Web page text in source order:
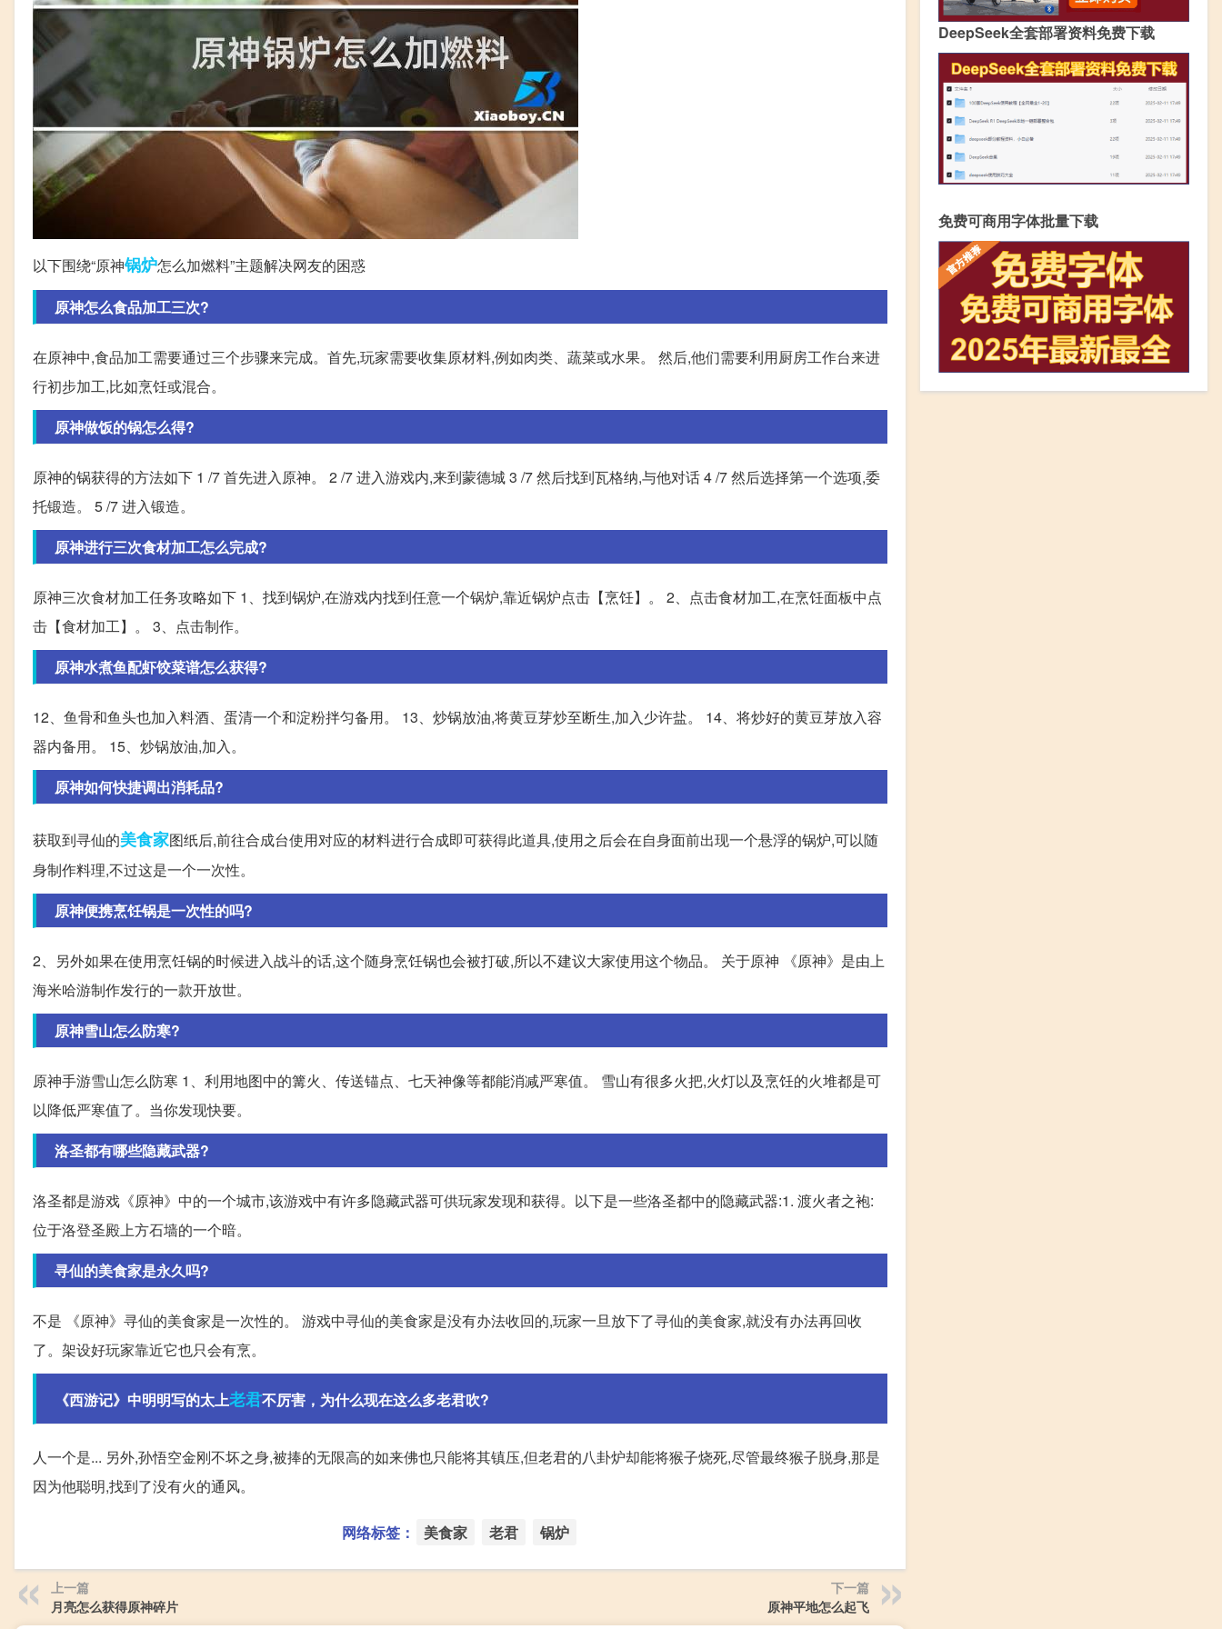
以下围绕“原神锅炉怎么加燃料”主题解决网友的困惑
原神怎么食品加工三次?
在原神中,食品加工需要通过三个步骤来完成。首先,玩家需要收集原材料,例如肉类、蔬菜或水果。 然后,他们需要利用厨房工作台来进
行初步加工,比如烹饪或混合。
原神做饭的锅怎么得?
原神的锅获得的方法如下 1 /7 首先进入原神。 2 /7 进入游戏内,来到蒙德城 3 /7 然后找到瓦格纳,与他对话 4 /7 然后选择第一个选项,委
托锻造。 5 /7 进入锻造。
原神进行三次食材加工怎么完成?
原神三次食材加工任务攻略如下 1、找到锅炉,在游戏内找到任意一个锅炉,靠近锅炉点击【烹饪】。 2、点击食材加工,在烹饪面板中点
击【食材加工】。 3、点击制作。
原神水煮鱼配虾饺菜谱怎么获得?
12、鱼骨和鱼头也加入料酒、蛋清一个和淀粉拌匀备用。 13、炒锅放油,将黄豆芽炒至断生,加入少许盐。 14、将炒好的黄豆芽放入容
器内备用。 15、炒锅放油,加入。
原神如何快捷调出消耗品?
获取到寻仙的美食家图纸后,前往合成台使用对应的材料进行合成即可获得此道具,使用之后会在自身面前出现一个悬浮的锅炉,可以随
身制作料理,不过这是一个一次性。
原神便携烹饪锅是一次性的吗?
2、另外如果在使用烹饪锅的时候进入战斗的话,这个随身烹饪锅也会被打破,所以不建议大家使用这个物品。 关于原神 《原神》是由上
海米哈游制作发行的一款开放世。
原神雪山怎么防寒?
原神手游雪山怎么防寒 1、利用地图中的篝火、传送锚点、七天神像等都能消减严寒值。 雪山有很多火把,火灯以及烹饪的火堆都是可
以降低严寒值了。当你发现快要。
洛圣都有哪些隐藏武器?
洛圣都是游戏《原神》中的一个城市,该游戏中有许多隐藏武器可供玩家发现和获得。以下是一些洛圣都中的隐藏武器:1. 渡火者之袍:
位于洛登圣殿上方石墙的一个暗。
寻仙的美食家是永久吗?
不是 《原神》寻仙的美食家是一次性的。 游戏中寻仙的美食家是没有办法收回的,玩家一旦放下了寻仙的美食家,就没有办法再回收
了。架设好玩家靠近它也只会有烹。
《西游记》中明明写的太上老君不厉害，为什么现在这么多老君吹?
人一个是... 另外,孙悟空金刚不坏之身,被捧的无限高的如来佛也只能将其镇压,但老君的八卦炉却能将猴子烧死,尽管最终猴子脱身,那是
因为他聪明,找到了没有火的通风。
网络标签： 美食家 老君 锅炉
上一篇
月亮怎么获得原神碎片
下一篇
原神平地怎么起飞
DeepSeek全套部署资料免费下载
免费可商用字体批量下载